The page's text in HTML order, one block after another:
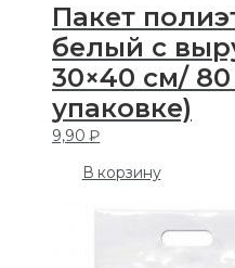
Пакет
белый с
30×40 см/
упаковке)
9,90₽
В корзину